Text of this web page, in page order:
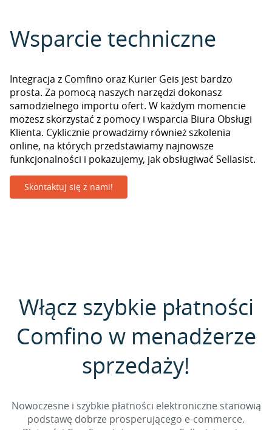
Wsparcie techniczne
Integracja z Comfino oraz Kurier Geis jest bardzo
prosta. Za pomocą naszych narzędzi dokonasz
samodzielnego importu ofert. W każdym momencie
możesz skorzystać z pomocy i wsparcia Biura Obsługi
Klienta. Cyklicznie prowadzimy również szkolenia
online, na których przedstawiamy najnowsze
funkcjonalności i pokazujemy, jak obsługiwać Sellasist.
Skontaktuj się z nami!
Włącz szybkie płatności
Comfino w menadżerze
sprzedaży!
Nowoczesne i szybkie płatności elektroniczne stanowią
podstawę dobrze prosperującego e-commerce.